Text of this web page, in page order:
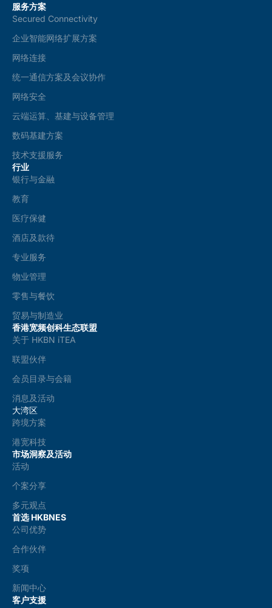
服务方案
Secured Connectivity
企业智能网络扩展方案
网络连接
统一通信方案及会议协作
网络安全
云端运算、基建与设备管理
数码基建方案
技术支援服务
行业
银行与金融
教育
医疗保健
酒店及款待
专业服务
物业管理
零售与餐饮
贸易与制造业
香港宽频创科生态联盟
关于 HKBN iTEA
联盟伙伴
会员目录与会籍
消息及活动
大湾区
跨境方案
港宽科技
市场洞察及活动
活动
个案分享
多元观点
首选 HKBNES
公司优势
合作伙伴
奖项
新闻中心
客户支援